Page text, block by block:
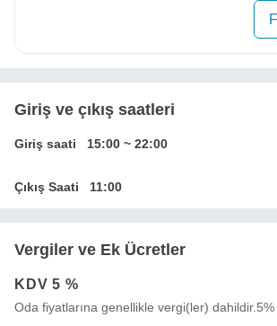
Giriş ve çıkış saatleri
Giriş saati 15:00 ~ 22:00
Çıkış Saati 11:00
Vergiler ve Ek Ücretler
KDV5 %
Oda fiyatlarına genellikle vergi(ler) dahildir.5%